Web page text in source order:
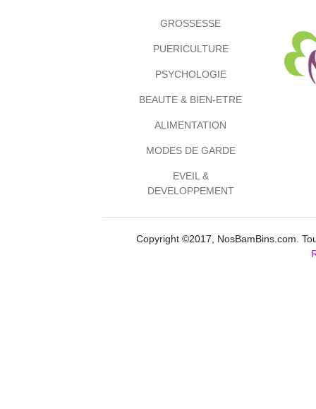
GROSSESSE
PUERICULTURE
PSYCHOLOGIE
BEAUTE & BIEN-ETRE
ALIMENTATION
MODES DE GARDE
EVEIL &
DEVELOPPEMENT
Copyright ©2017, NosBamBins.com.